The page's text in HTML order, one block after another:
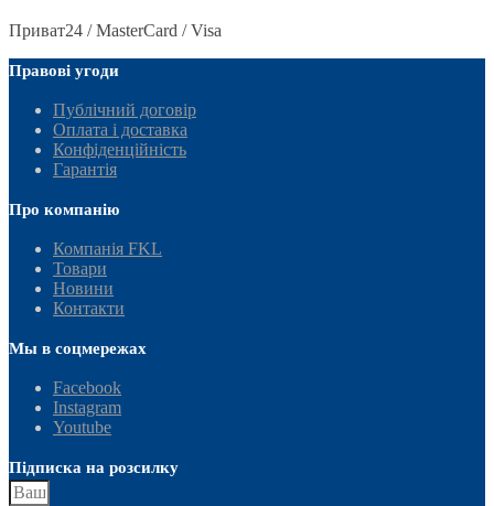
Приват24 / MasterCard / Visa
Правові угоди
Публічний договір
Оплата і доставка
Конфіденційність
Гарантія
Про компанію
Компанія FKL
Товари
Новини
Контакти
Мы в соцмережах
Facebook
Instagram
Youtube
Підписка на розсилку